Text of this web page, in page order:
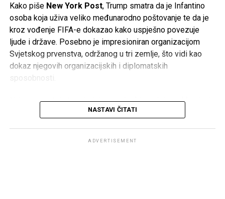
evropski proizvođač automobila nalazi pred jednim od
najvećih izazova u svojoj historiji, dok će naredni mjeseci
biti ključni za budući smjer razvoja kompanije.
Share Post
Share
Mail
Kako piše New York Post, Trump smatra da je Infantino
osoba koja uživa veliko međunarodno poštovanje te da je
kroz vođenje FIFA-e dokazao kako uspješno povezuje
ljude i države. Posebno je impresioniran organizacijom
Svjetskog prvenstva, održanog u tri zemlje, što vidi kao
dokaz njegovih organizacijskih i diplomatskih
sposobnosti.
Njihovo prijateljstvo dodatno je učvršćeno tokom Mundijala,
gdje je Trump bio uključen u brojne aktivnosti vezane za
NASTAVI ČITATI
ADVERTISEMENT